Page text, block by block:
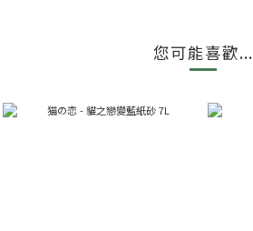
您可能喜歡...